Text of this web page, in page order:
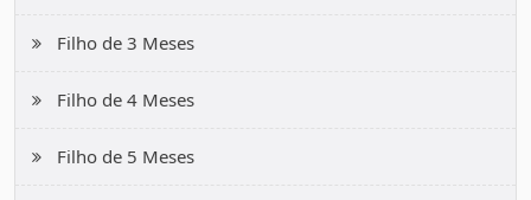
Filho de 3 Meses
Filho de 4 Meses
Filho de 5 Meses